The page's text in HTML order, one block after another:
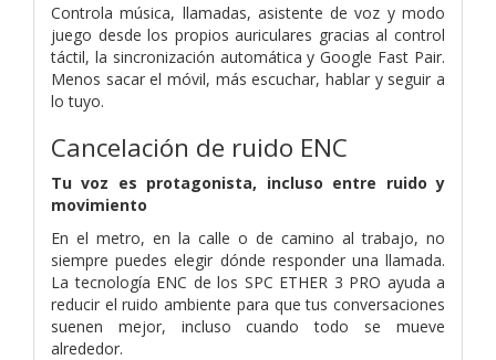
Controla música, llamadas, asistente de voz y modo
juego desde los propios auriculares gracias al control
táctil, la sincronización automática y Google Fast Pair.
Menos sacar el móvil, más escuchar, hablar y seguir a
lo tuyo.
Cancelación de ruido ENC
Tu voz es protagonista, incluso entre ruido y
movimiento
En el metro, en la calle o de camino al trabajo, no
siempre puedes elegir dónde responder una llamada.
La tecnología ENC de los SPC ETHER 3 PRO ayuda a
reducir el ruido ambiente para que tus conversaciones
suenen mejor, incluso cuando todo se mueve
alrededor.